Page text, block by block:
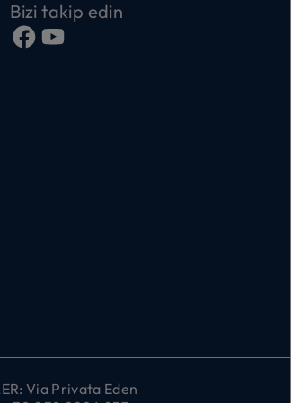
Bizi takip edin
Via Privata Eden